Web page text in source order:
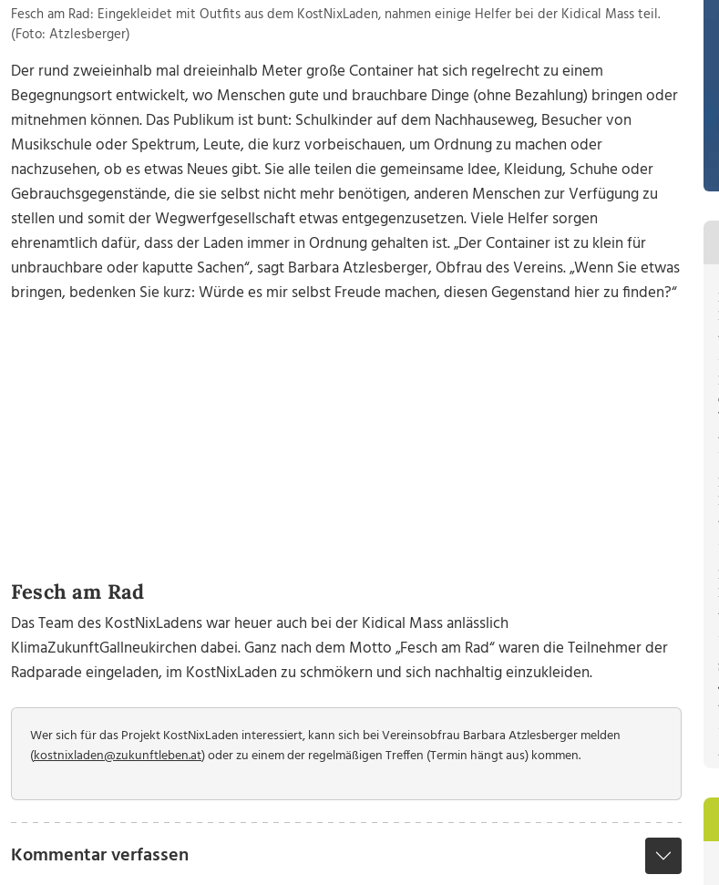
Fesch am Rad: Eingekleidet mit Outfits aus dem KostNixLaden, nahmen einige Helfer bei der Kidical Mass teil.
(Foto: Atzlesberger)
Der rund zweieinhalb mal dreieinhalb Meter große Container hat sich regelrecht zu einem
Begegnungsort entwickelt, wo Menschen gute und brauchbare Dinge (ohne Bezahlung) bringen oder
mitnehmen können. Das Publikum ist bunt: Schulkinder auf dem Nachhauseweg, Besucher von
Musikschule oder Spektrum, Leute, die kurz vorbeischauen, um Ordnung zu machen oder
nachzusehen, ob es etwas Neues gibt. Sie alle teilen die gemeinsame Idee, Kleidung, Schuhe oder
Gebrauchsgegenstände, die sie selbst nicht mehr benötigen, anderen Menschen zur Verfügung zu
stellen und somit der Wegwerfgesellschaft etwas entgegenzusetzen. Viele Helfer sorgen
ehrenamtlich dafür, dass der Laden immer in Ordnung gehalten ist. „Der Container ist zu klein für
unbrauchbare oder kaputte Sachen“, sagt Barbara Atzlesberger, Obfrau des Vereins. „Wenn Sie etwas
bringen, bedenken Sie kurz: Würde es mir selbst Freude machen, diesen Gegenstand hier zu finden?“
Fesch am Rad
Das Team des KostNixLadens war heuer auch bei der Kidical Mass anlässlich
KlimaZukunftGallneukirchen dabei. Ganz nach dem Motto „Fesch am Rad“ waren die Teilnehmer der
Radparade eingeladen, im KostNixLaden zu schmökern und sich nachhaltig einzukleiden.
Wer sich für das Projekt KostNixLaden interessiert, kann sich bei Vereinsobfrau Barbara Atzlesberger melden
(kostnixladen@zukunftleben.at)oder zu einem der regelmäßigen Treffen (Termin hängt aus) kommen.
Kommentar verfassen